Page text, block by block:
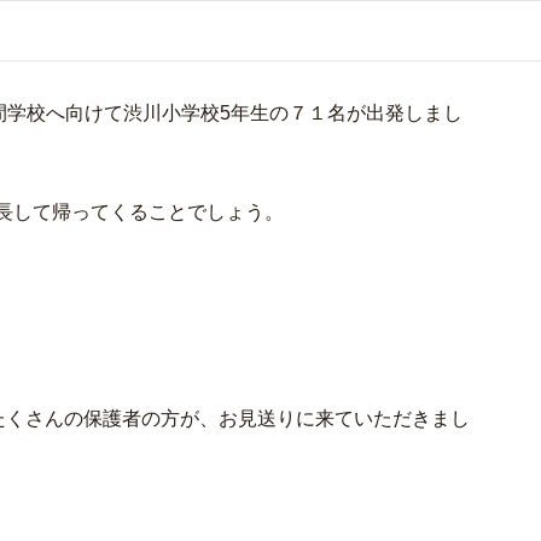
校へ向けて渋川小学校5年生の７１名が出発しまし
て帰ってくることでしょう。
くさんの保護者の方が、お見送りに来ていただきまし